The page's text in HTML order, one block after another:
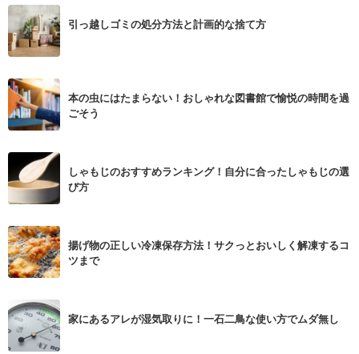
引っ越しゴミの処分方法と計画的な捨て方
本の虫にはたまらない！おしゃれな図書館で愉悦の時間を過
ごそう
しゃもじのおすすめランキング！自分に合ったしゃもじの選
び方
揚げ物の正しい冷凍保存方法！サクっとおいしく解凍するコ
ツまで
家にあるアレが湿気取りに！一石二鳥な使い方でムダ無し